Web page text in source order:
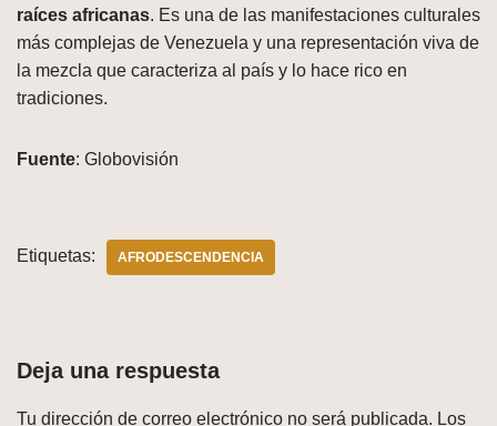
raíces africanas. Es una de las manifestaciones culturales
más complejas de Venezuela y una representación viva de
la mezcla que caracteriza al país y lo hace rico en
tradiciones.
Fuente: Globovisión
Etiquetas: AFRODESCENDENCIA
Deja una respuesta
Tu dirección de correo electrónico no será publicada. Los